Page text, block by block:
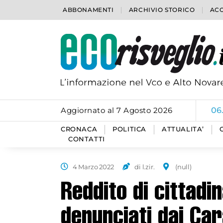
ABBONAMENTI ARCHIVIO STORICO
Aggiornato al 7 Agosto 2026
CRONACA POLITICA ATTUALITA’
CONTATTI
4 Marzo 2022 di l.zir. (null)
Reddito di